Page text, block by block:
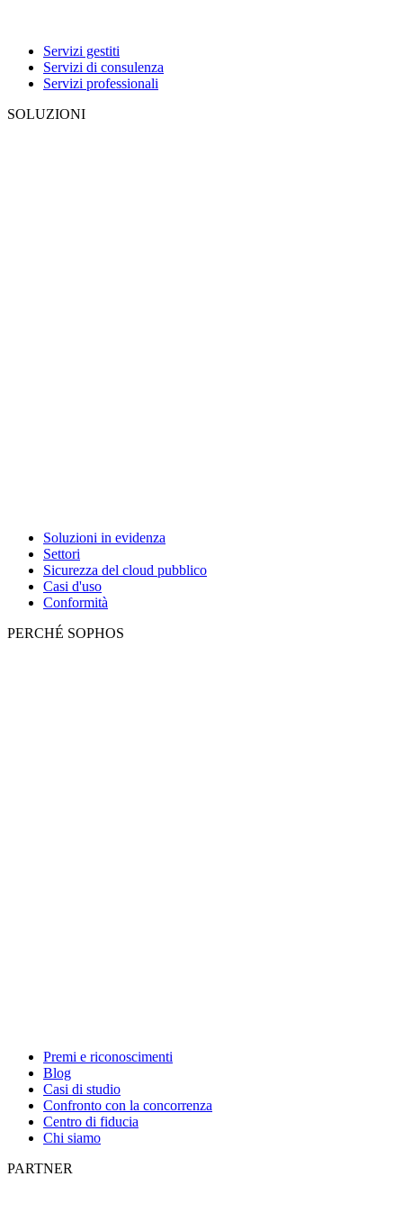
Servizi gestiti
Servizi di consulenza
Servizi professionali
SOLUZIONI
Soluzioni in evidenza
Settori
Sicurezza del cloud pubblico
Casi d'uso
Conformità
PERCHÉ SOPHOS
Premi e riconoscimenti
Blog
Casi di studio
Confronto con la concorrenza
Centro di fiducia
Chi siamo
PARTNER